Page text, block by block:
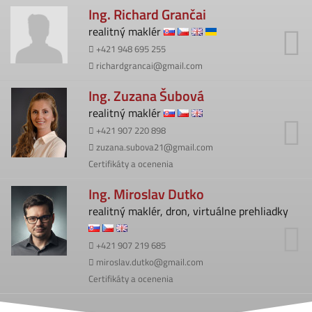
Ing. Richard Grančai
realitný maklér
+421 948 695 255
richardgrancai@gmail.com
Ing. Zuzana Šubová
realitný maklér
+421 907 220 898
zuzana.subova21@gmail.com
Certifikáty a ocenenia
Ing. Miroslav Dutko
realitný maklér, dron, virtuálne prehliadky
+421 907 219 685
miroslav.dutko@gmail.com
Certifikáty a ocenenia